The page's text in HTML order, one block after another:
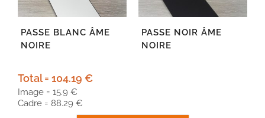
PASSE BLANC ÂME
NOIRE
PASSE NOIR ÂME
NOIRE
Total = 104.19 €
Image = 15.9 €
Cadre = 88.29 €